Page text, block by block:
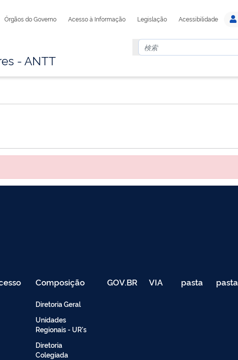
Órgãos do Governo Acesso à Informação Legislação Acessibilidade
- ANTT
Composição
Diretoria Geral
Unidades
Regionais - UR's
Diretoria
Colegiada
GOV.BR VIA pasta
de
pasta
de